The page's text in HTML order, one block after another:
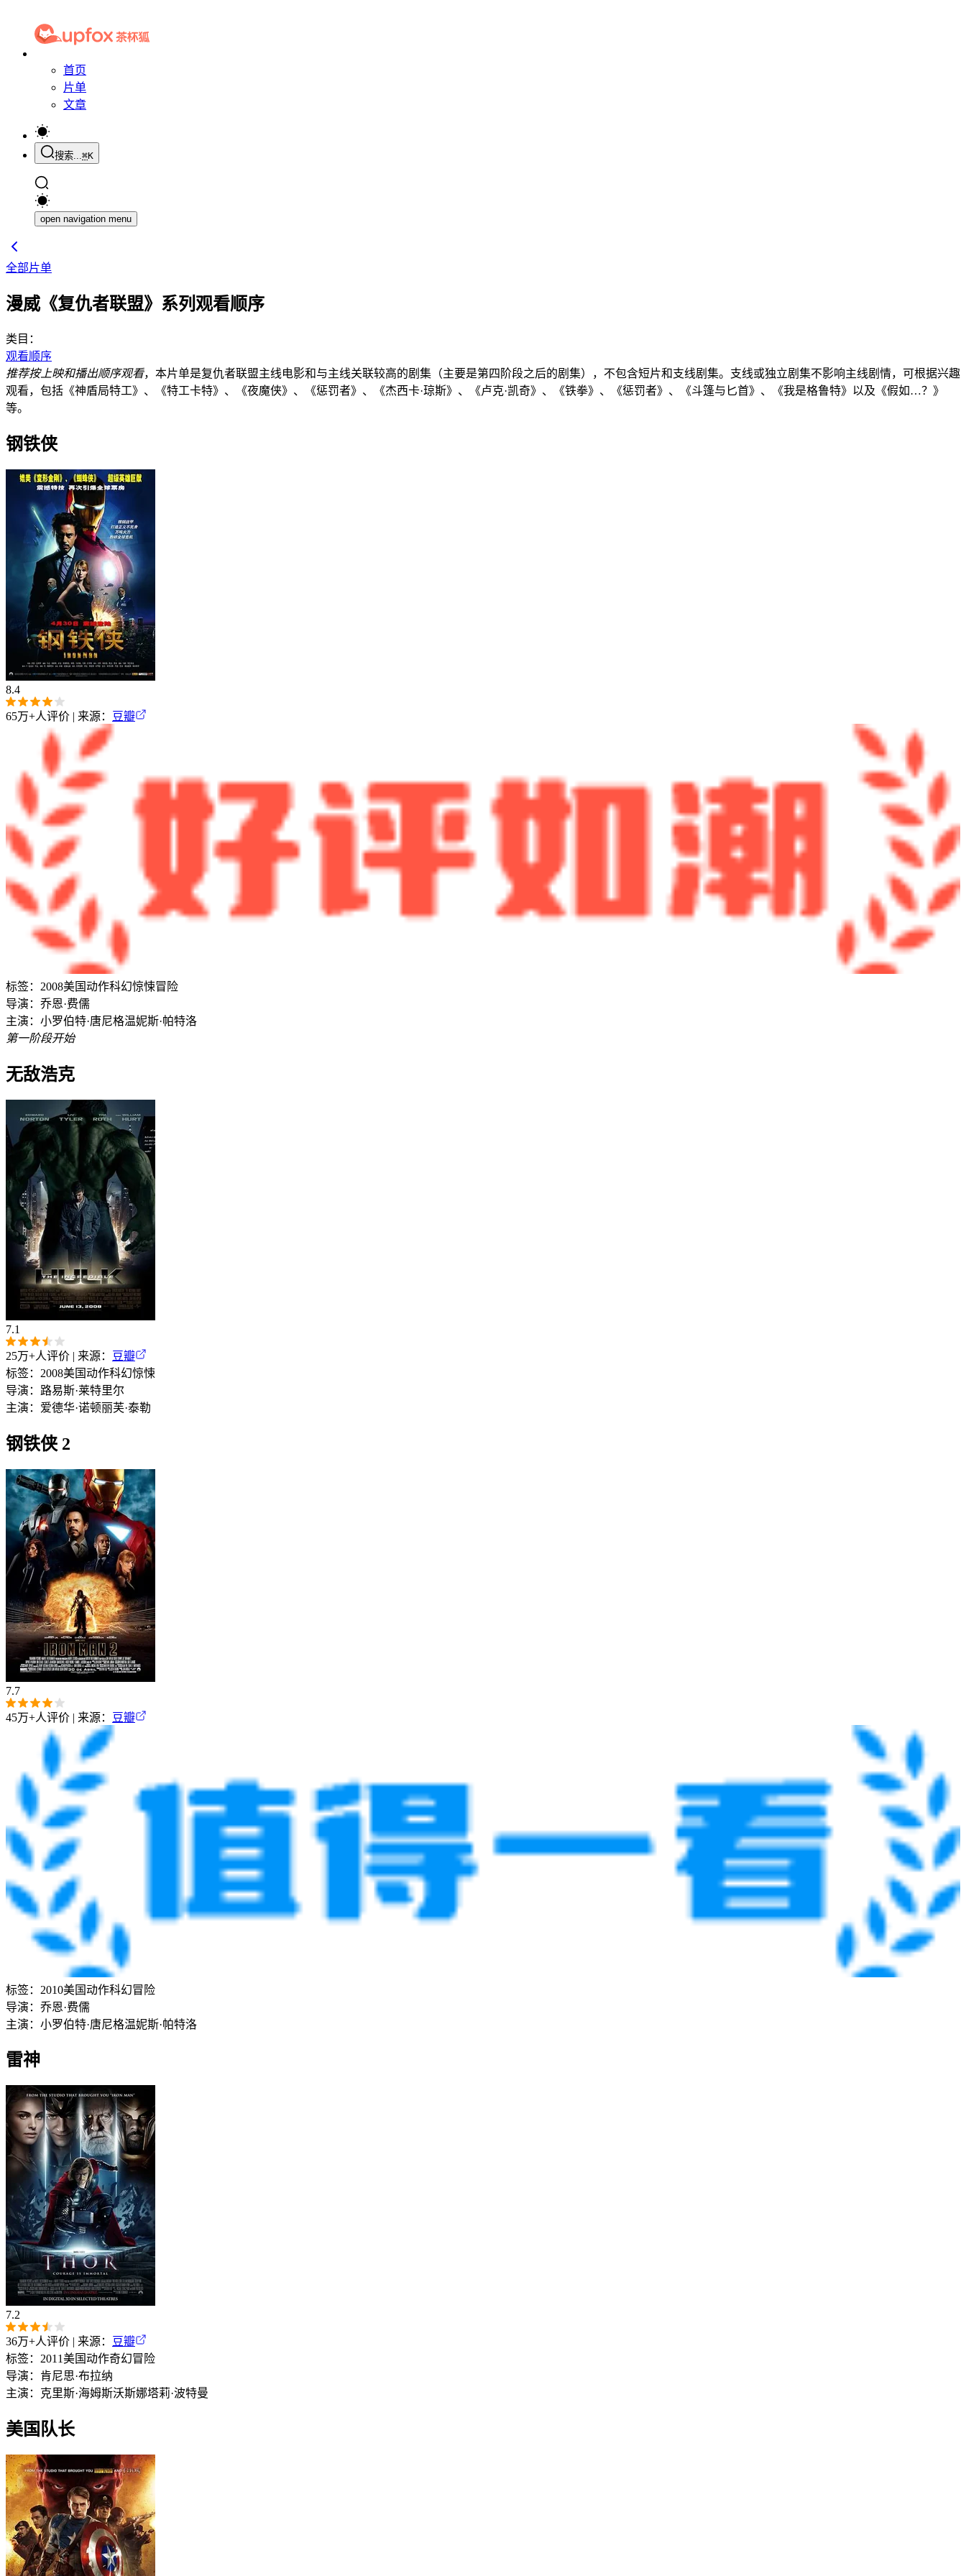
首页
片单
文章
搜索...⌘K
open navigation menu
全部片单
漫威《复仇者联盟》系列观看顺序
类目：
观看顺序
推荐按上映和播出顺序观看，本片单是复仇者联盟主线电影和与主线关联较高的剧集（主要是第四阶段之后的剧集），不包含短片和支线剧集。支线或独立剧集不影响主线剧情，可根据兴趣
观看，包括《神盾局特工》、《特工卡特》、《夜魔侠》、《惩罚者》、《杰西卡·琼斯》、《卢克·凯奇》、《铁拳》、《惩罚者》、《斗篷与匕首》、《我是格鲁特》以及《假如…？》
等。
钢铁侠
8.4
65万+人评价 | 来源： 豆瓣
标签： 2008美国动作科幻惊悚冒险
导演： 乔恩·费儒
主演： 小罗伯特·唐尼格温妮斯·帕特洛
第一阶段开始
无敌浩克
7.1
25万+人评价 | 来源：
豆瓣
标签： 2008美国动作科幻惊悚
导演： 路易斯·莱特里尔
主演： 爱德华·诺顿丽芙·泰勒
钢铁侠 2
7.7
45万+人评价 | 来源： 豆瓣
标签： 2010美国动作科幻冒险
导演： 乔恩·费儒
主演： 小罗伯特·唐尼格温妮斯·帕特洛
雷神
7.2
36万+人评价 | 来源：
豆瓣
标签： 2011美国动作奇幻冒险
导演： 肯尼思·布拉纳
主演： 克里斯·海姆斯沃斯娜塔莉·波特曼
美国队长